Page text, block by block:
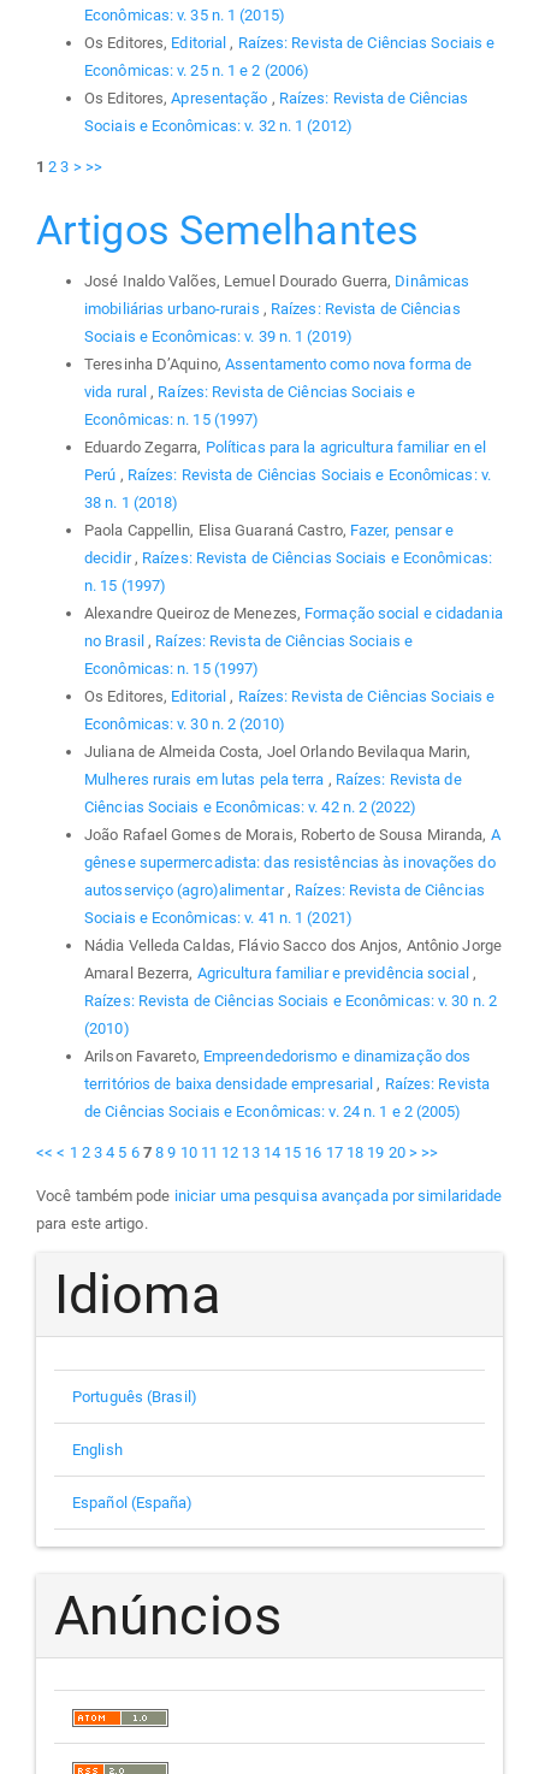
Econômicas: v. 35 n. 1 (2015)
Os Editores, Editorial , Raízes: Revista de Ciências Sociais e
Econômicas: v. 25 n. 1 e 2 (2006)
Os Editores,Apresentação , Raízes: Revista de Ciências
Sociais e Econômicas: v. 32 n. 1 (2012)
1 2 3 > >>
Artigos Semelhantes
José Inaldo Valões, Lemuel Dourado Guerra, Dinâmicas
imobiliárias urbano-rurais , Raízes: Revista de Ciências
Sociais e Econômicas: v. 39 n. 1 (2019)
Teresinha D’Aquino, Assentamento como nova forma de
vida rural , Raízes: Revista de Ciências Sociais e
Econômicas: n. 15 (1997)
Eduardo Zegarra, Políticas para la agricultura familiar en el
Perú , Raízes: Revista de Ciências Sociais e Econômicas: v.
38 n. 1 (2018)
Paola Cappellin, Elisa Guaraná Castro, Fazer, pensar e
decidir , Raízes: Revista de Ciências Sociais e Econômicas:
n. 15 (1997)
Alexandre Queiroz de Menezes, Formação social e cidadania
no Brasil , Raízes: Revista de Ciências Sociais e
Econômicas: n. 15 (1997)
Os Editores, Editorial , Raízes: Revista de Ciências Sociais e
Econômicas: v. 30 n. 2 (2010)
Juliana de Almeida Costa, Joel Orlando Bevilaqua Marin,
Mulheres rurais em lutas pela terra , Raízes: Revista de
Ciências Sociais e Econômicas: v. 42 n. 2 (2022)
João Rafael Gomes de Morais, Roberto de Sousa Miranda, A
gênese supermercadista: das resistências às inovações do
autosserviço (agro)alimentar , Raízes: Revista de Ciências
Sociais e Econômicas: v. 41 n. 1 (2021)
Nádia Velleda Caldas, Flávio Sacco dos Anjos, Antônio Jorge
Amaral Bezerra, Agricultura familiar e previdência social ,
Raízes: Revista de Ciências Sociais e Econômicas: v. 30 n. 2
(2010)
Arilson Favareto, Empreendedorismo e dinamização dos
territórios de baixa densidade empresarial , Raízes: Revista
de Ciências Sociais e Econômicas: v. 24 n. 1 e 2 (2005)
<< < 1 2 3 4 5 6 7 8 9 10 11 12 13 14 15 16 17 18 19 20 > >>
Você também pode iniciar uma pesquisa avançada por similaridade
para este artigo.
Idioma
Português (Brasil)
English
Español (España)
Anúncios